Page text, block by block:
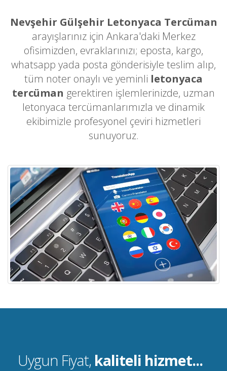
Nevşehir Gülşehir Letonyaca Tercüman
arayışlarınız için Ankara'daki Merkez
ofisimizden, evraklarınızı; eposta, kargo,
whatsapp yada posta gönderisiyle teslim alıp,
tüm noter onaylı ve yeminli letonyaca
tercüman gerektiren işlemlerinizde, uzman
letonyaca tercümanlarımızla ve dinamik
ekibimizle profesyonel çeviri hizmetleri
sunuyoruz.
Uygun Fiyat, kaliteli hizmet...